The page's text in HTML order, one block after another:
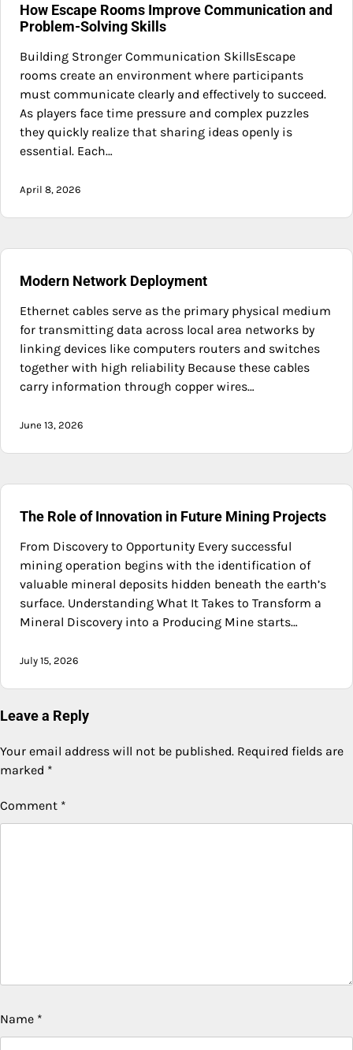
How Escape Rooms Improve Communication and
Problem-Solving Skills
Building Stronger Communication SkillsEscape
rooms create an environment where participants
must communicate clearly and effectively to succeed.
As players face time pressure and complex puzzles
they quickly realize that sharing ideas openly is
essential. Each…
April 8, 2026
Modern Network Deployment
Ethernet cables serve as the primary physical medium
for transmitting data across local area networks by
linking devices like computers routers and switches
together with high reliability Because these cables
carry information through copper wires…
June 13, 2026
The Role of Innovation in Future Mining Projects
From Discovery to Opportunity Every successful
mining operation begins with the identification of
valuable mineral deposits hidden beneath the earth’s
surface. Understanding What It Takes to Transform a
Mineral Discovery into a Producing Mine starts…
July 15, 2026
Leave a Reply
Your email address will not be published. Required fields are
marked *
Comment *
Name *